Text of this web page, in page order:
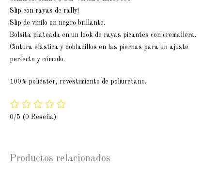
Slip con rayas de rally!
Slip de vinilo en negro brillante.
Bolsita plateada en un look de rayas picantes con cremallera.
Cintura elástica y dobladillos en las piernas para un ajuste
perfecto y cómodo.
100% poliéster, revestimiento de poliuretano.
0/5 (0 Reseña)
Productos relacionados